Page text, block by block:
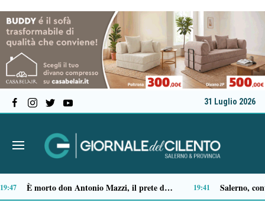
31 Luglio 2026
Castellabate, Spinelli e Di Luccia uniscono le forze in vista delle comunali 2027 13:32 Ascea, Pietro D’Angiolillo: «La nuova giunta guarda al futuro, con gli occhi del passato»